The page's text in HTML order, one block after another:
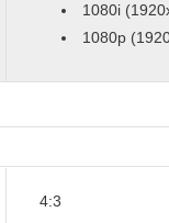
1080i
1080p
4:3